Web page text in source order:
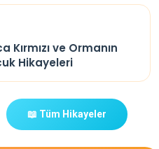
Kırmızı ve Ormanın
Hikayeleri
📖 Tüm Hikayeler